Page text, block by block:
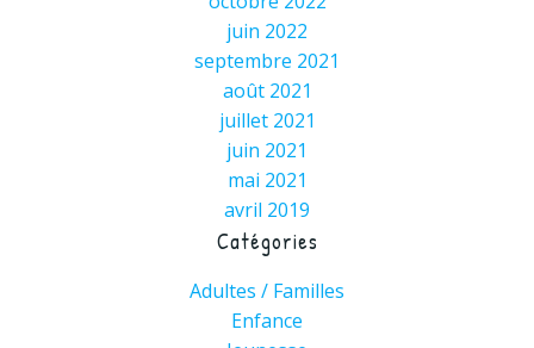
juin 2022
septembre 2021
août 2021
juillet 2021
juin 2021
mai 2021
avril 2019
Catégories
Adultes / Familles
Enfance